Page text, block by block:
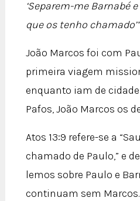
‘Separem-me Barnabé
que os tenho
João Marcos foi com
primeira viagem
enquanto iam de
Pafos, João Marcos os
Atos 13:9 refere-se a
chamado de Paulo,” e
lemos sobre Paulo e
continuam sem